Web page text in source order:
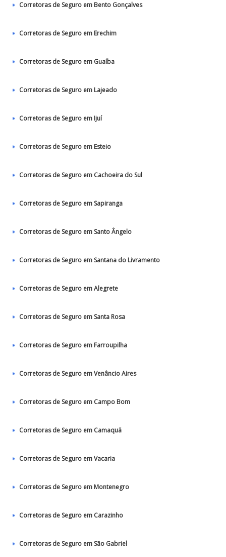
Corretoras de Seguro em Bento Gonçalves
Corretoras de Seguro em Erechim
Corretoras de Seguro em Guaíba
Corretoras de Seguro em Lajeado
Corretoras de Seguro em Ijuí
Corretoras de Seguro em Esteio
Corretoras de Seguro em Cachoeira do Sul
Corretoras de Seguro em Sapiranga
Corretoras de Seguro em Santo Ângelo
Corretoras de Seguro em Santana do Livramento
Corretoras de Seguro em Alegrete
Corretoras de Seguro em Santa Rosa
Corretoras de Seguro em Farroupilha
Corretoras de Seguro em Venâncio Aires
Corretoras de Seguro em Campo Bom
Corretoras de Seguro em Camaquã
Corretoras de Seguro em Vacaria
Corretoras de Seguro em Montenegro
Corretoras de Seguro em Carazinho
Corretoras de Seguro em São Gabriel